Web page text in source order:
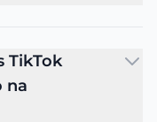
TikTok
na